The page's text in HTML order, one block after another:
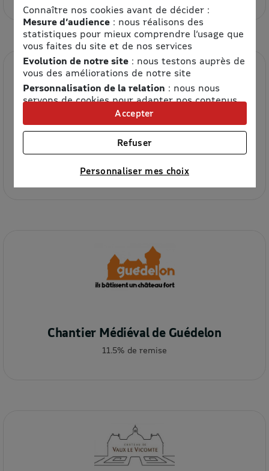
Château Royal d'Amboise
13% de remise
Chantier Médiéval de Guédelon
11.5% de remise
Connaître nos cookies avant de décider :
Mesure d’audience: nous réalisons des
statistiques pour mieux comprendre l’usage que
vous faites du site et de nos services
Evolution de notre site: nous testons auprès de
vous des améliorations de notre site
Personnalisation de la relation : nous nous
servons de cookies pour adapter nos contenus
et personnaliser nos offres
Univers publicitaire: nous utilisons avec nos
partenaires des cookies pour afficher des
publicités personnalisées
Connaître notre politique cookies et la liste de nos
Personnaliser mes choix
Refuser
Accepter